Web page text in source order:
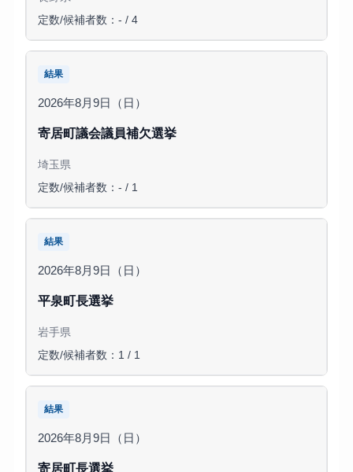
定数/候補者数：- / 4
結果
2026年8月9日（日）
寄居町議会議員補欠選挙
埼玉県
定数/候補者数：- / 1
結果
2026年8月9日（日）
平泉町長選挙
岩手県
定数/候補者数：1 / 1
結果
2026年8月9日（日）
寄居町長選挙